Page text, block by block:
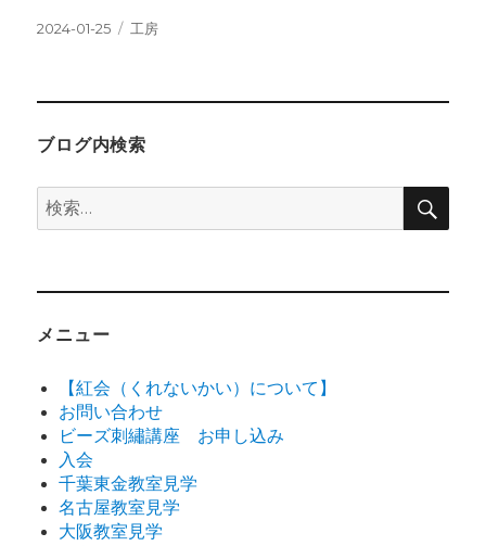
投
2024-01-25
カ
工房
ブログ内検索
検
索:
検
メニュー
【紅会（くれないかい）について】
お問い合わせ
ビーズ刺繡講座 お申し込み
入会
千葉東金教室見学
名古屋教室見学
大阪教室見学